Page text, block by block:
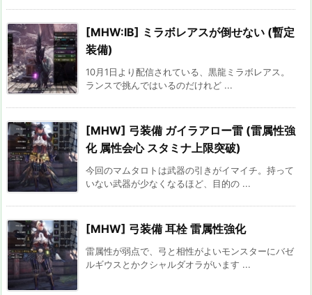
[MHW:IB] ミラボレアスが倒せない (暫定
装備)
10月1日より配信されている、黒龍ミラボレアス。
ランスで挑んではいるのだけれど ...
[MHW] 弓装備 ガイラアロー雷 (雷属性強
化 属性会心 スタミナ上限突破)
今回のマムタロトは武器の引きがイマイチ。持って
いない武器が少なくなるほど、目的の ...
[MHW] 弓装備 耳栓 雷属性強化
雷属性が弱点で、弓と相性がよいモンスターにバゼ
ルギウスとかクシャルダオラがいます ...